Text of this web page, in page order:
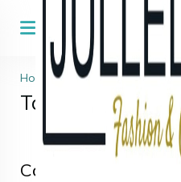
Home > Tassen & Rugzakken
Tassen &
Categorieën